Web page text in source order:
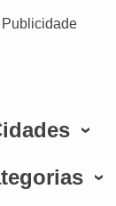
Publicidade